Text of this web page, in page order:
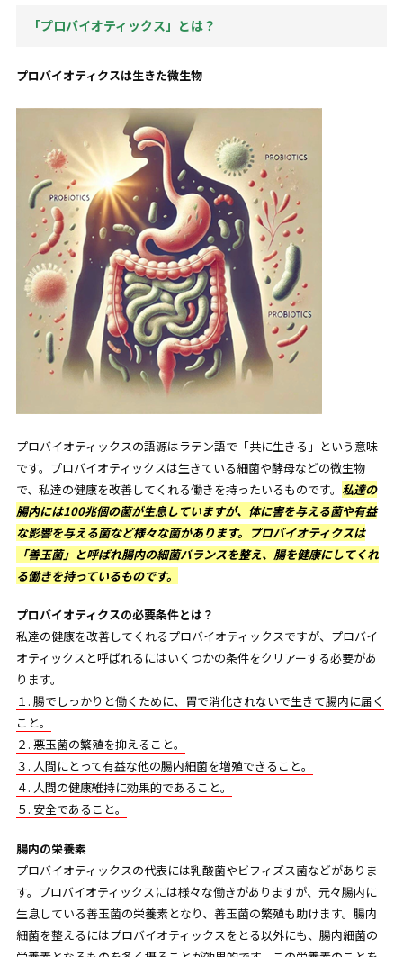
「プロバイオティックス」とは？
プロバイオティクスは生きた微生物
プロバイオティックスの語源はラテン語で「共に生きる」という意味
です。プロバイオティックスは生きている細菌や酵母などの微生物
で、私達の健康を改善してくれる働きを持ったいるものです。 私達の
腸内には100兆個の菌が生息していますが、体に害を与える菌や有益
な影響を与える菌など様々な菌があります。プロバイオティクスは
「善玉菌」と呼ばれ腸内の細菌バランスを整え、腸を健康にしてくれ
る働きを持っているものです。
プロバイオティクスの必要条件とは？
私達の健康を改善してくれるプロバイオティックスですが、プロバイ
オティックスと呼ばれるにはいくつかの条件をクリアーする必要があ
ります。
１. 腸でしっかりと働くために、胃で消化されないで生きて腸内に届く
こと。
２. 悪玉菌の繁殖を抑えること。
３. 人間にとって有益な他の腸内細菌を増殖できること。
４. 人間の健康維持に効果的であること。
５. 安全であること。
腸内の栄養素
プロバイオティックスの代表には乳酸菌やビフィズス菌などがありま
す。プロバイオティックスには様々な働きがありますが、元々腸内に
生息している善玉菌の栄養素となり、善玉菌の繁殖も助けます。腸内
細菌を整えるにはプロバイオティックスをとる以外にも、腸内細菌の